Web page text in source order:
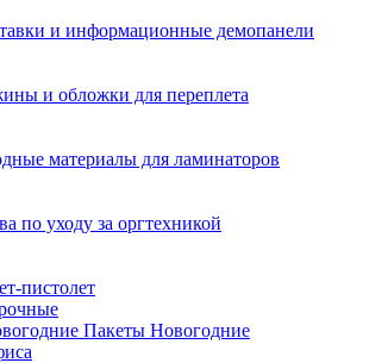
и информационные демопанели
и обложки для переплета
материалы для ламинаторов
по уходу за оргтехникой
пистолет
Пакеты Новогодние